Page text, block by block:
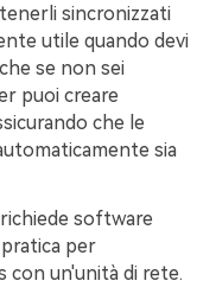
sincronizzati
utile quando devi
se non sei
puoi creare
che le
sia
software
per
con un'unità di rete.